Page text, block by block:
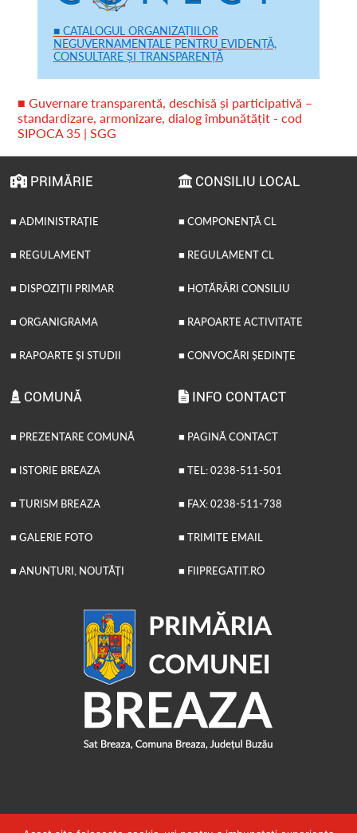
■ CATALOGUL ORGANIZAȚIILOR
NEGUVERNAMENTALE PENTRU EVIDENȚĂ,
CONSULTARE ȘI TRANSPARENȚĂ
■ Guvernare transparentă, deschisă și participativă –
standardizare, armonizare, dialog îmbunătățit - cod
SIPOCA 35 | SGG
PRIMĂRIE
■ ADMINISTRAȚIE
■ REGULAMENT
■ DISPOZIȚII PRIMAR
■ ORGANIGRAMA
■ RAPOARTE ȘI STUDII
CONSILIU LOCAL
■ COMPONENȚĂ CL
■ REGULAMENT CL
■ HOTĂRÂRI CONSILIU
■ RAPOARTE ACTIVITATE
■ CONVOCĂRI ȘEDINȚE
COMUNĂ
■ PREZENTARE COMUNĂ
■ ISTORIE BREAZA
■ TURISM BREAZA
■ GALERIE FOTO
■ ANUNȚURI, NOUTĂȚI
INFO CONTACT
■ PAGINĂ CONTACT
■ TEL: 0238-511-501
■ FAX: 0238-511-738
■ TRIMITE EMAIL
■ FIIPREGATIT.RO